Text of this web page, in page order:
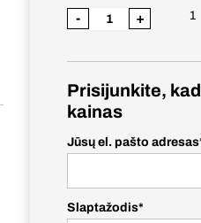
1
- +
Prisijunkite,
kainas
Jūsų el. pašto adresas
Slaptažodis*